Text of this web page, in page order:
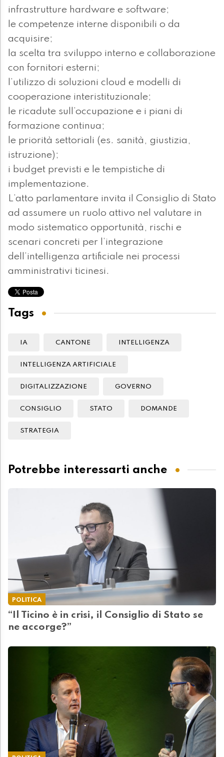
infrastrutture hardware e software;
le competenze interne disponibili o da
acquisire;
la scelta tra sviluppo interno e collaborazione
con fornitori esterni;
l’utilizzo di soluzioni cloud e modelli di
cooperazione interistituzionale;
le ricadute sull’occupazione e i piani di
formazione continua;
le priorità settoriali (es. sanità, giustizia,
istruzione);
i budget previsti e le tempistiche di
implementazione.
L’atto parlamentare invita il Consiglio di Stato
ad assumere un ruolo attivo nel valutare in
modo sistematico opportunità, rischi e
scenari concreti per l’integrazione
dell’intelligenza artificiale nei processi
amministrativi ticinesi.
Tags
IA CANTONE INTELLIGENZA
INTELLIGENZA ARTIFICIALE
DIGITALIZZAZIONE GOVERNO
CONSIGLIO STATO DOMANDE
STRATEGIA
Potrebbe interessarti anche
POLITICA
“Il Ticino è in crisi, il Consiglio di Stato se
ne accorge?”